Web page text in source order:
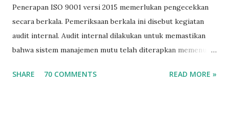
Penerapan ISO 9001 versi 2015 memerlukan pengecekkan
secara berkala. Pemeriksaan berkala ini disebut kegiatan
audit internal. Audit internal dilakukan untuk memastikan
bahwa sistem manajemen mutu telah diterapkan memenuhi
kegiatan audit internal tidak terlalu lama, pelaksanaan audit
SHARE 70 COMMENTS READ MORE »